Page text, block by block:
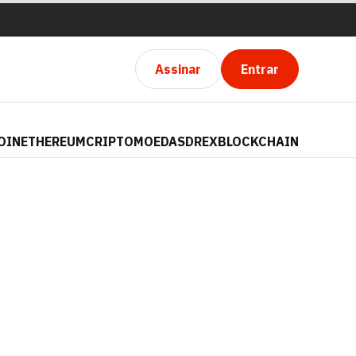
Assinar Entrar
ETHEREUMCRIPTOMOEDASDREXBLOCKCHAIN